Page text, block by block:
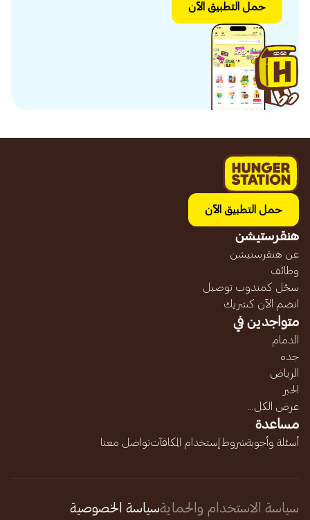
حمل التطبيق الآن
حمل التطبيق الآن
هنقرستيشن
عن هنقرستيشن
وظائف
سجّل كمندوب توصيل
انضم الآن كشريك
متواجدين في
الدمام
جده
الرياض
الخبر
عرض الكل...
مساعدة
أسئلة وأجوبةشروط إستخدام المكافآتتواصل معنا
سياسة الاستخدام والحمايةسياسة الخصوصية